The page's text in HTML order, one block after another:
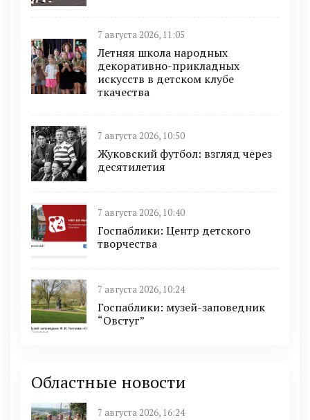
7 августа 2026, 11:05
Летняя школа народных
декоративно-прикладных
искусств в детском клубе
ткачества
7 августа 2026, 10:50
Жуковский футбол: взгляд через
десятилетия
7 августа 2026, 10:40
Госпаблики: Центр детского
творчества
7 августа 2026, 10:24
Госпаблики: музей-заповедник
“Овстуг”
Областные новости
7 августа 2026, 16:24